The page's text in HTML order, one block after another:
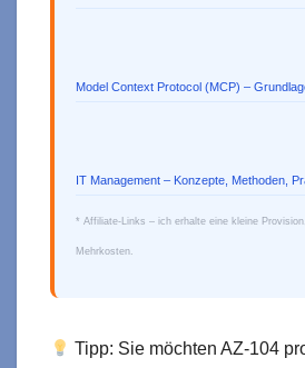
Model Context Protocol (MCP) –
IT Management – Konzepte, Methoden,
* Affiliate-Links – ich erhalte eine kleine
Mehrkosten.
Tipp: Sie möchten AZ-104